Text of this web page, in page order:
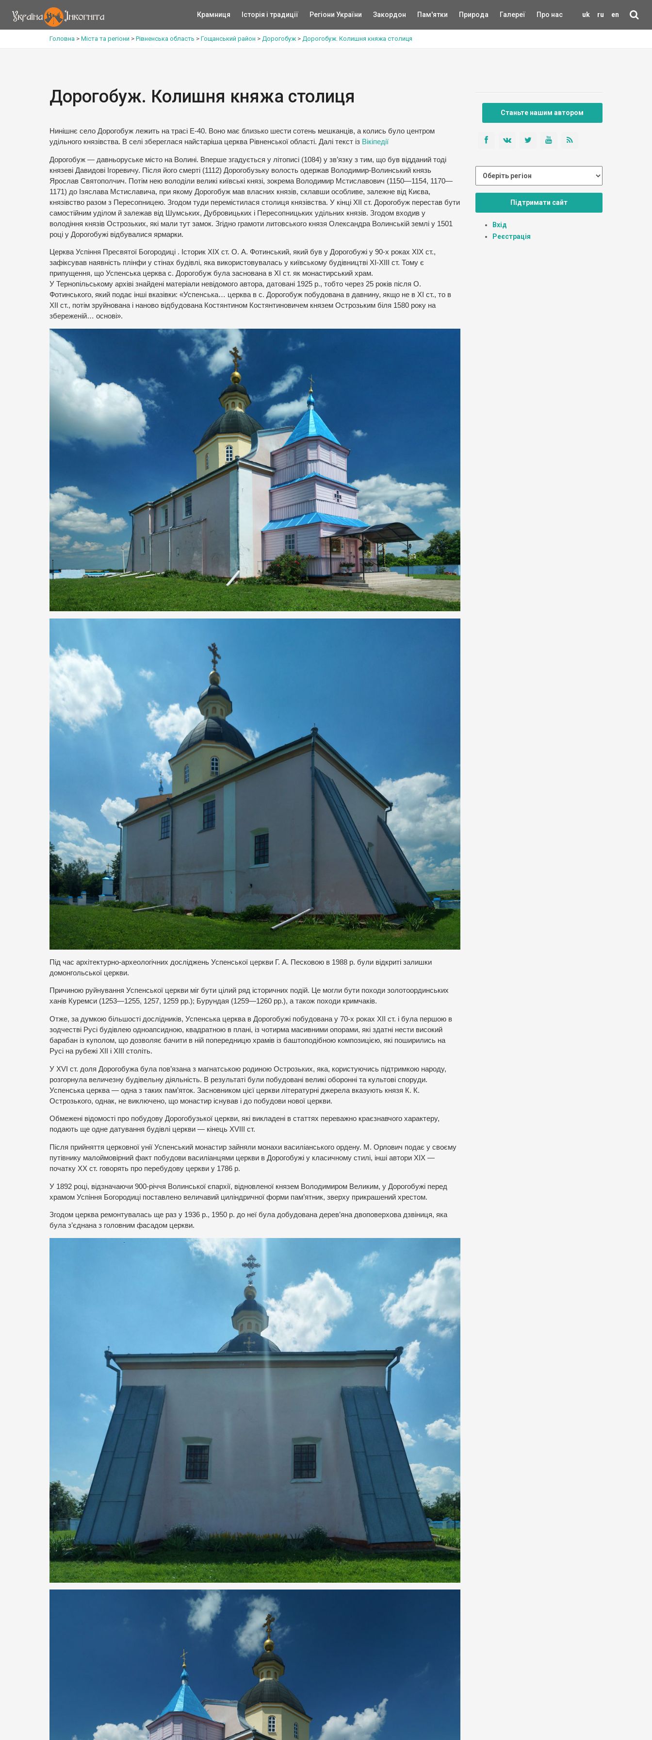
uk ru en
Крамниця Історія і традиції Регіони України Закордон Пам'ятки Природа Галереї Про нас
Головна > Міста та регіони > Рівненська область > Гощанський район > Дорогобуж > Дорогобуж. Колишня княжа столиця
Дорогобуж. Колишня княжа столиця
Нинішнє село Дорогобуж лежить на трасі Е-40. Воно має близько шести сотень мешканців, а колись було центром
удільного князівства. В селі збереглася найстаріша церква Рівненської області. Далі текст із Вікіпедії
Дорогобуж — давньоруське місто на Волині. Вперше згадується у літописі (1084) у зв’язку з тим, що був відданий тоді
князеві Давидові Ігоревичу. Після його смерті (1112) Дорогобузьку волость одержав Володимир-Волинський князь
Ярослав Святополчич. Потім нею володіли великі київські князі, зокрема Володимир Мстиславович (1150—1154, 1170—
1171) до Ізяслава Мстиславича, при якому Дорогобуж мав власних князів, склавши особливе, залежне від Києва,
князівство разом з Пересопницею. Згодом туди перемістилася столиця князівства. У кінці XII ст. Дорогобуж перестав бути
самостійним уділом й залежав від Шумських, Дубровицьких і Пересопницьких удільних князів. Згодом входив у
володіння князів Острозьких, які мали тут замок. Згідно грамоти литовського князя Олександра Волинській землі у 1501
році у Дорогобужі відбувалися ярмарки.
Церква Успіння Пресвятої Богородиці . Історик ХІХ ст. О. А. Фотинський, який був у Дорогобужі у 90-х роках ХІХ ст.,
зафіксував наявність плінфи у стінах будівлі, яка використовувалась у київському будівництві ХІ-ХІІІ ст. Тому є
припущення, що Успенська церква с. Дорогобуж була заснована в ХІ ст. як монастирський храм.
У Тернопільському архіві знайдені матеріали невідомого автора, датовані 1925 р., тобто через 25 років після О.
Фотинського, який подає інші вказівки: «Успенська… церква в с. Дорогобуж побудована в давнину, якщо не в ХІ ст., то в
ХІІ ст., потім зруйнована і наново відбудована Костянтином Костянтиновичем князем Острозьким біля 1580 року на
збереженій… основі».
Під час архітектурно-археологічних досліджень Успенської церкви Г. А. Песковою в 1988 р. були відкриті залишки
домонгольської церкви.
Причиною руйнування Успенської церкви міг бути цілий ряд історичних подій. Це могли бути походи золотоординських
ханів Куремси (1253—1255, 1257, 1259 рр.); Бурундая (1259—1260 рр.), а також походи кримчаків.
Отже, за думкою більшості дослідників, Успенська церква в Дорогобужі побудована у 70-х роках ХІІ ст. і була першою в
зодчестві Русі будівлею одноапсидною, квадратною в плані, із чотирма масивними опорами, які здатні нести високий
барабан із куполом, що дозволяє бачити в ній попередницю храмів із баштоподібною композицією, які поширились на
Русі на рубежі ХІІ і ХІІІ століть.
У ХVІ ст. доля Дорогобужа була пов’язана з магнатською родиною Острозьких, яка, користуючись підтримкою народу,
розгорнула величезну будівельну діяльність. В результаті були побудовані великі оборонні та культові споруди.
Успенська церква — одна з таких пам’яток. Засновником цієї церкви літературні джерела вказують князя К. К.
Острозького, однак, не виключено, що монастир існував і до побудови нової церкви.
Обмежені відомості про побудову Дорогобузької церкви, які викладені в статтях переважно краєзнавчого характеру,
подають ще одне датування будівлі церкви — кінець ХVІІІ ст.
Після прийняття церковної унії Успенський монастир зайняли монахи василіанського ордену. М. Орлович подає у своєму
путівнику малоймовірний факт побудови василіанцями церкви в Дорогобужі у класичному стилі, інші автори ХІХ —
початку ХХ ст. говорять про перебудову церкви у 1786 р.
У 1892 році, відзначаючи 900-річчя Волинської єпархії, відновленої князем Володимиром Великим, у Дорогобужі перед
храмом Успіння Богородиці поставлено величавий циліндричної форми пам’ятник, зверху прикрашений хрестом.
Згодом церква ремонтувалась ще раз у 1936 р., 1950 р. до неї була добудована дерев’яна двоповерхова дзвіниця, яка
була з’єднана з головним фасадом церкви.
Станьте нашим автором
Підтримати сайт
Вхід
Реєстрація